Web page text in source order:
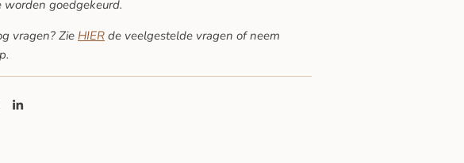
worden goedgekeurd.
vragen? ZieHIER de veelgestelde vragen of neem
S